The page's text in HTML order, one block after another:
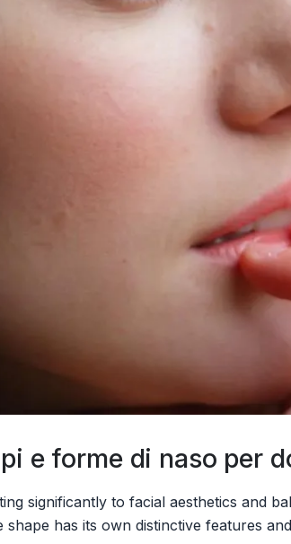
e forme di naso per
significantly to facial aesthetics and
has its own distinctive features